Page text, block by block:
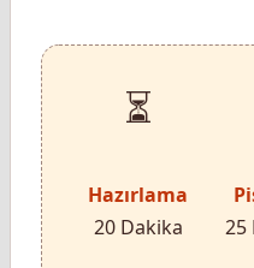
⏳
Hazırlama
20 Dakika
25